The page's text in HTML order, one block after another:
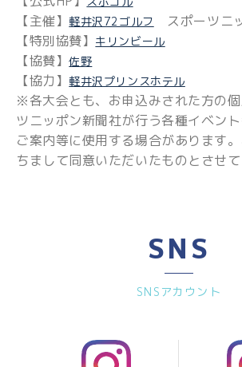
【主催】 軽井沢72ゴルフ
スポーツニ
【特別協賛】 キリンビール
【協賛】佐野
【協力】 軽井沢プリンスホテル
※各大会とも、お申込みされた方の
ツニッポン新聞社が行う各種イベン
ご案内等に使用する場合があります
ちまして同意いただいたものとさせて
SNS
SNSアカウント